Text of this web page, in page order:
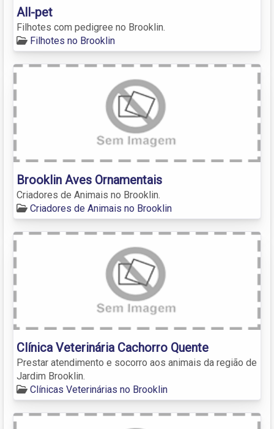
All-pet
Filhotes com pedigree no Brooklin.
Filhotes no Brooklin
Brooklin Aves Ornamentais
Criadores de Animais no Brooklin.
Criadores de Animais no Brooklin
Clínica Veterinária Cachorro Quente
Prestar atendimento e socorro aos animais da região de
Jardim Brooklin.
Clínicas Veterinárias no Brooklin